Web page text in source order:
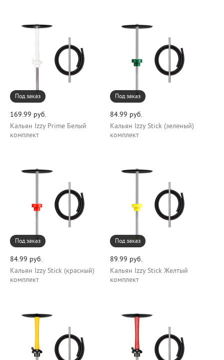
Под заказ
169.99 руб.
Кальян Izzy Prime Белый
комплект
Под заказ
84.99 руб.
Кальян Izzy Stick (зеленый)
комплект
Под заказ
84.99 руб.
Кальян Izzy Stick (красный)
комплект
Под заказ
89.99 руб.
Кальян Izzy Stick Желтый
комплект